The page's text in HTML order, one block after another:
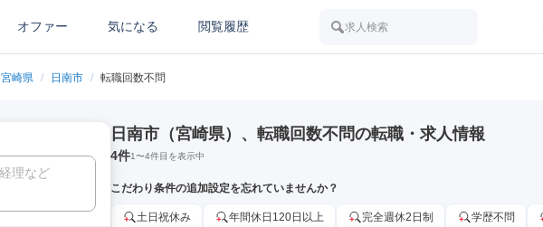
オファー 気になる 閲覧履歴 求人検索
宮崎県 / 日南市 / 転職回数不問
日南市（宮崎県）、転職回数不問の転職・求人情報
4件1〜4件目を表示中
こだわり条件の追加設定を忘れていませんか？
土日祝休み 年間休日120日以上 完全週休2日制 学歴不問